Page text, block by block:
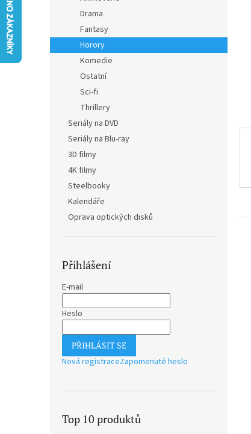
l
Drama
Fantasy
Horory
Komedie
Ostatní
Sci-fi
Thrillery
Seriály na DVD
Seriály na Blu-ray
3D filmy
4K filmy
Steelbooky
Kalendáře
Oprava optických disků
Přihlášení
E-mail
Heslo
PŘIHLÁSIT SE
Nová registraceZapomenuté heslo
Top 10 produktů